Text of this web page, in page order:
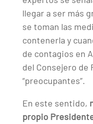
llegar a ser más
se toman las
contenerla y
de contagios en
del Consejero de
“preocupantes”.
En este sentido,
propio